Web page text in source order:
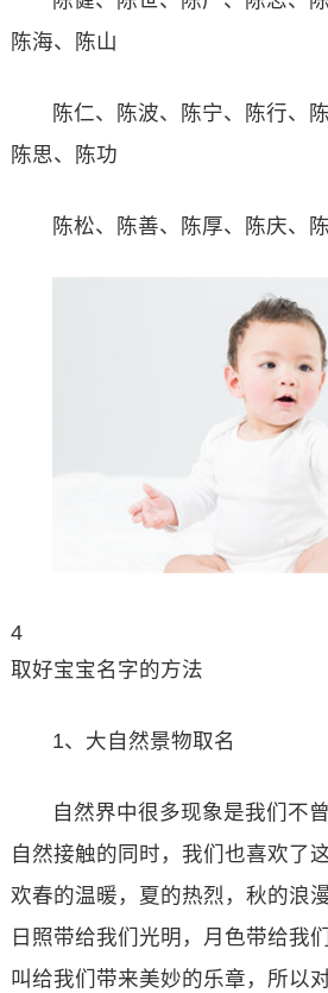
陈海、陈山
陈仁、陈波、陈宁、陈行、
陈思、陈功
陈松、陈善、陈厚、陈庆、
4
取好宝宝名字的方法
1、大自然景物取名
自然界中很多现象是我们不
自然接触的同时，我们也喜欢了
欢春的温暖，夏的热烈，秋的浪
日照带给我们光明，月色带给我
叫给我们带来美妙的乐章，所以